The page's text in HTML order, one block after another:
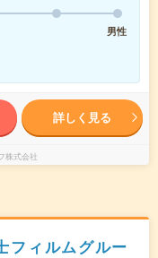
男性
詳しく見る
株式会社
フィルムグルー